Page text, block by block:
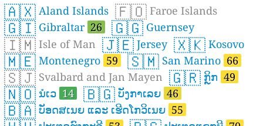
🇦🇽 Aland Islands 🇫🇴 Faroe Islands
🇬🇮 Gibraltar 26 🇬🇬 Guernsey
🇮🇲 Isle of Man 🇯🇪 Jersey 🇽🇰 Kosovo
🇲🇪 Montenegro 59 🇸🇲 San Marino 66
🇸🇯 Svalbard and Jan Mayen 🇬🇷 ກິຼກ 49
🇳🇴 ນໍເວ 14 🇧🇬 ບັງກາເລຍ 46
🇧🇦 ບັອດສເນຍ ແລະ ເຮີດໂກວິເນຍ 55